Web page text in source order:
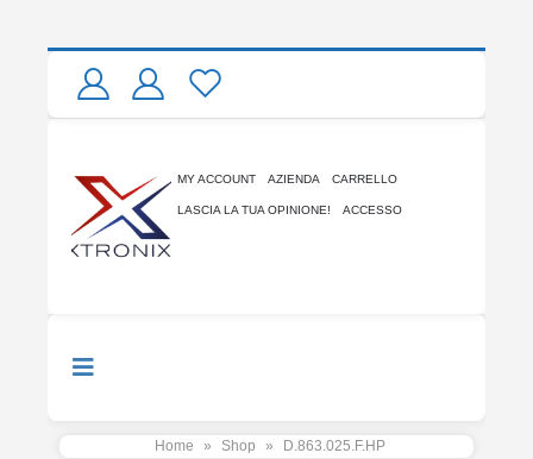
MY ACCOUNT AZIENDA CARRELLO
LASCIA LA TUA OPINIONE! ACCESSO
Home » Shop » D.863.025.F.HP